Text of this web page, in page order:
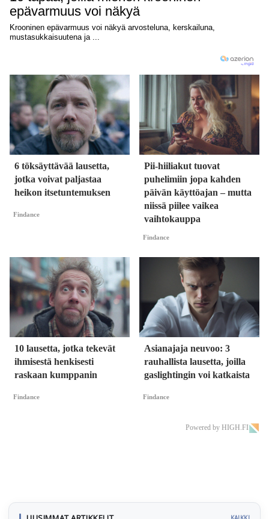
6 töksäyttävää lausetta,
jotka voivat paljastaa
heikon itsetuntemuksen
Findance
Pii-hiiliakut tuovat
puhelimiin jopa kahden
päivän käyttöajan – mutta
niissä piilee vaikea
vaihtokauppa
Findance
10 lausetta, jotka tekevät
ihmisestä henkisesti
raskaan kumppanin
Findance
Asianajaja neuvoo: 3
rauhallista lausetta, joilla
gaslightingin voi katkaista
Findance
Powered by HIGH.FI